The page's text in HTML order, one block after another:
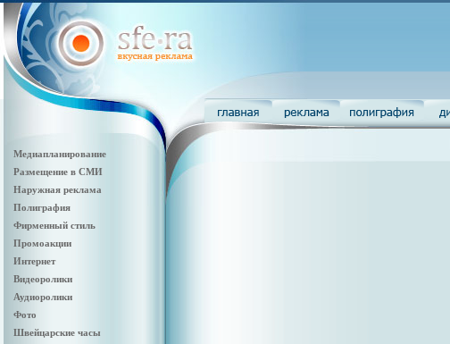
Медиапланирование
Размещение в СМИ
Наружная реклама
Полиграфия
Фирменный стиль
Промоакции
Интернет
Видеоролики
Аудиоролики
Фото
Швейцарские часы